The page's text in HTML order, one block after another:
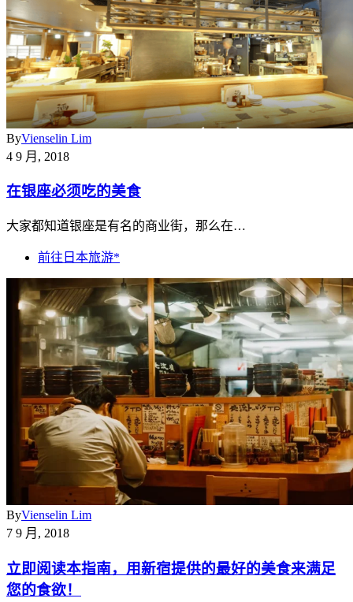
ByVienselin Lim
4 9 月, 2018
在银座必须吃的美食
大家都知道银座是有名的商业街，那么在…
前往日本旅游*
ByVienselin Lim
7 9 月, 2018
立即阅读本指南，用新宿提供的最好的美食来满足
您的食欲！